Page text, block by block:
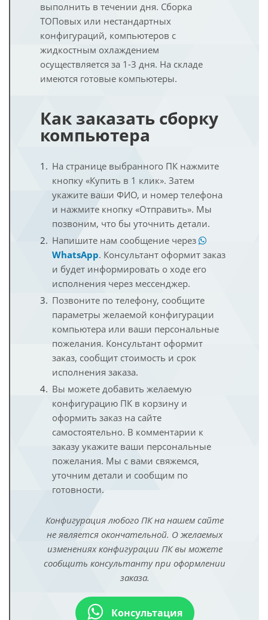
выполнить в течении дня. Сборка
ТОПовых или нестандартных
конфигураций, компьютеров с
жидкостным охлаждением
осуществляется за 1-3 дня. На складе
имеются готовые компьютеры.
Как заказать сборку
компьютера
На странице выбранного ПК нажмите
кнопку «Купить в 1 клик». Затем
укажите ваши ФИО, и номер телефона
и нажмите кнопку «Отправить». Мы
позвоним, что бы уточнить детали.
Напишите нам сообщение через
WhatsApp. Консультант оформит заказ
и будет информировать о ходе его
исполнения через мессенджер.
Позвоните по телефону, сообщите
параметры желаемой конфигурации
компьютера или ваши персональные
пожелания. Консультант оформит
заказ, сообщит стоимость и срок
исполнения заказа.
Вы можете добавить желаемую
конфигурацию ПК в корзину и
оформить заказ на сайте
самостоятельно. В комментарии к
заказу укажите ваши персональные
пожелания. Мы с вами свяжемся,
уточним детали и сообщим по
готовности.
Конфигурация любого ПК на нашем сайте
не является окончательной. О желаемых
изменениях конфигурации ПК вы можете
сообщить консультанту при оформлении
заказа.
Консультация